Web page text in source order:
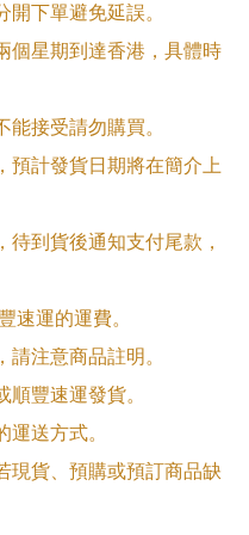
下單避免延誤。
個星期到達香港，具體時
接受請勿購買。
預計發貨日期將在簡介上
到貨後通知支付尾款，
速運的運費。
注意商品註明。
豐速運發貨。
送方式。
現貨、預購或預訂商品缺